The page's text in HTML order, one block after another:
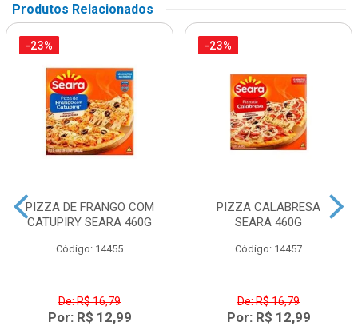
Produtos Relacionados
-23%
PIZZA DE FRANGO COM
CATUPIRY SEARA 460G
Código: 14455
De: R$ 16,79
Por: R$ 12,99
-23%
PIZZA CALABRESA
SEARA 460G
Código: 14457
De: R$ 16,79
Por: R$ 12,99